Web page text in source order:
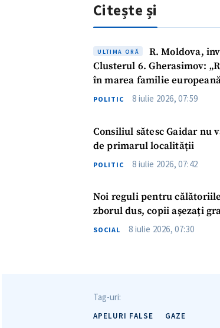
Citește și
ULTIMA ORĂ
R. Moldova,
Clusterul 6. Gherasimov:
în marea familie
POLITIC 8 iulie 2026, 07:59
Consiliul sătesc Gaidar nu
de primarul localității
POLITIC 8 iulie 2026, 07:42
Noi reguli pentru
zborul dus, copii așezați
SOCIAL 8 iulie 2026, 07:30
Tag-uri:
APELURI FALSE GAZE